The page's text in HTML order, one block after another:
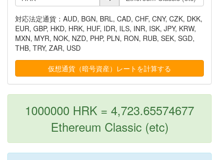
対応法定通貨：AUD, BGN, BRL, CAD, CHF, CNY, CZK, DKK,
EUR, GBP, HKD, HRK, HUF, IDR, ILS, INR, ISK, JPY, KRW,
MXN, MYR, NOK, NZD, PHP, PLN, RON, RUB, SEK, SGD,
THB, TRY, ZAR, USD
1000000 HRK = 4,723.65574677
Ethereum Classic (etc)